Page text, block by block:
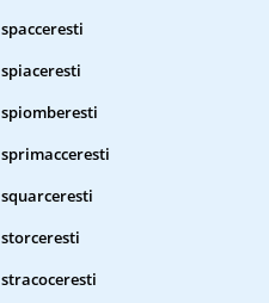
spacceresti
spiaceresti
spiomberesti
sprimacceresti
squarceresti
storceresti
stracoceresti